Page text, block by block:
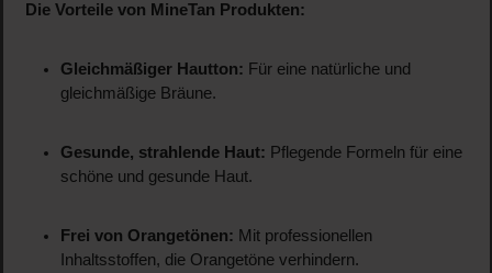
Die Vorteile von MineTan Produkten:
Gleichmäßiger Hautton: Für eine natürliche und
gleichmäßige Bräune.
Gesunde, strahlende Haut: Pflegende Formeln für eine
schöne und gesunde Haut.
Frei von Orangetönen: Mit professionellen
Inhaltsstoffen, die Orangetöne verhindern.